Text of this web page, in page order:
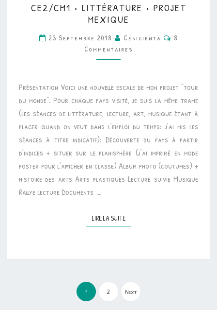
•
LITTÉRATURE
•
PROJET
CE2/CM1 • LITTÉRATURE • PROJET
MEXIQUE
23 Septembre 2018 Cenicienta
8
Commentaires
Présentation Voici une nouvelle escale de mon projet “tour
du monde“. Pour chaque pays visité, je suis la même trame
(les séances de littérature, lecture, art, musique étant à
placer quand on veut dans l’emploi du temps: j’ai mis les
séances à titre indicatif): Découverte du pays à partir
d’indices + situer sur le planisphère (j’ai imprimé en mode
poster pour l’afficher en classe) Album photo (coutumes) +
histoire des arts Arts plastiques Lecture suivie Musique
Rallye lecture Documents …
LIRE LA SUITELIRE LA SUITE
des
publications
1 2 Next